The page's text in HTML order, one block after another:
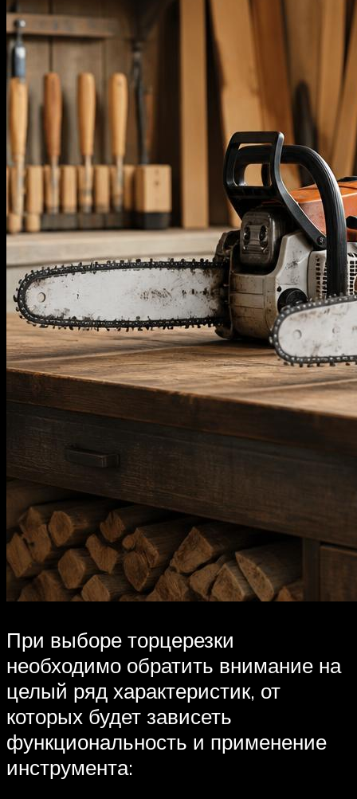
При выборе торцерезки
необходимо обратить внимание на
целый ряд характеристик, от
которых будет зависеть
функциональность и применение
инструмента: